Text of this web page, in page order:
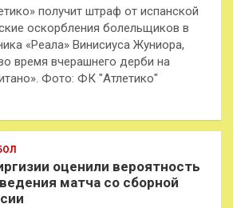
получит штраф от испанской
оскорбления болельщиков в
«Реала» Винисиуса Жуниора,
время вчерашнего дерби на
Фото: ФК "Атлетико"
оценили вероятность
матча со сборной